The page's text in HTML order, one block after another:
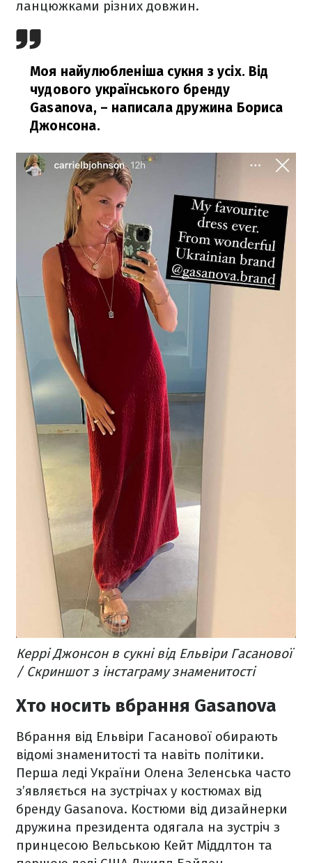
ланцюжками різних довжин.
Моя найулюбленіша сукня з усіх. Від
чудового українського бренду
Gasanova, – написала дружина Бориса
Джонсона.
Керрі Джонсон в сукні від Ельвіри Гасанової
/ Скриншот з інстаграму знаменитості
Хто носить вбрання Gasanova
Вбрання від Ельвіри Гасанової обирають
відомі знаменитості та навіть політики.
Перша леді України Олена Зеленська часто
з’являється на зустрічах у костюмах від
бренду Gasanova. Костюми від дизайнерки
дружина президента одягала на зустріч з
принцесою Вельською Кейт Міддлтон та